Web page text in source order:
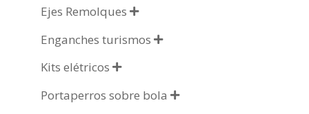
Ejes Remolques 
Enganches turismos 
Kits elétricos 
Portaperros sobre bola 